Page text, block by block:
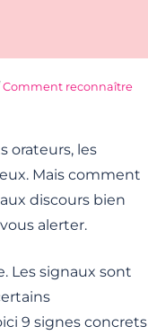
Comment reconnaître
orateurs, les
Mais comment
discours bien
alerter.
Les signaux sont
9 signes concrets